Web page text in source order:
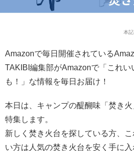
本
Amazonで毎日開催されている
TAKIBI編集部がAmazonで「これ
も！」な情報を毎日お届け！
本日は、キャンプの醍醐味「焚き
特集します。
新しく焚き火台を探している方、
い方は人気の焚き火台を安く手に入